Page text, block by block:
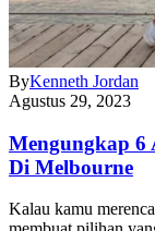
ByKenneth Jordan
Agustus 29, 2023
Mengungkap
Di Melbourne
Kalau kamu